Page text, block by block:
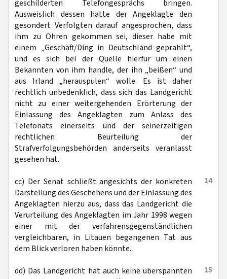
geschilderten Telefongesprächs bringen.
Ausweislich dessen hatte der Angeklagte den
gesondert Verfolgten darauf angesprochen, dass
ihm zu Ohren gekommen sei, dieser habe mit
einem „Geschäft/Ding in Deutschland geprahlt“,
und es sich bei der Quelle hierfür um einen
Bekannten von ihm handle, der ihn „beißen“ und
aus Irland „herauspulen“ wolle. Es ist daher
rechtlich unbedenklich, dass sich das Landgericht
nicht zu einer weitergehenden Erörterung der
Einlassung des Angeklagten zum Anlass des
Telefonats einerseits und der seinerzeitigen
rechtlichen Beurteilung der
Strafverfolgungsbehörden anderseits veranlasst
gesehen hat.
14
cc) Der Senat schließt angesichts der konkreten
Darstellung des Geschehens und der Einlassung des
Angeklagten hierzu aus, dass das Landgericht die
Verurteilung des Angeklagten im Jahr 1998 wegen
einer mit der verfahrensgegenständlichen
vergleichbaren, in Litauen begangenen Tat aus
dem Blick verloren haben könnte.
15
dd) Das Landgericht hat auch keine überspannten